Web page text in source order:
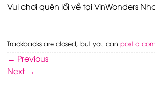
Vui chơi quên lối về tại VinWonders
Trackbacks are closed, but you can post a
← Previous
Next →